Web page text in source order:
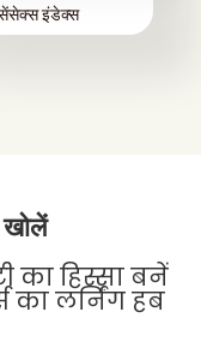
इंडेक्स
का हिस्सा बनें
का लर्निंग हब